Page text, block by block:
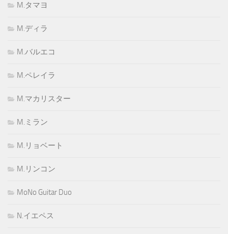
M.タマヨ
M.ディラ
M.バルエコ
M.ペレイラ
M.マカリスター
M.ミラン
M.リョベート
M.リンコン
MoNo Guitar Duo
N.イエペス